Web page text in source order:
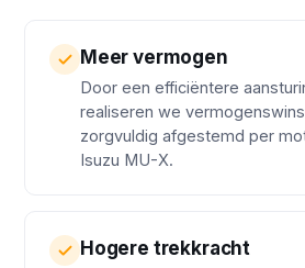
Meer vermogen
Door een efficiëntere
realiseren we
zorgvuldig afgestemd per
Isuzu MU-X.
Hogere trekkracht